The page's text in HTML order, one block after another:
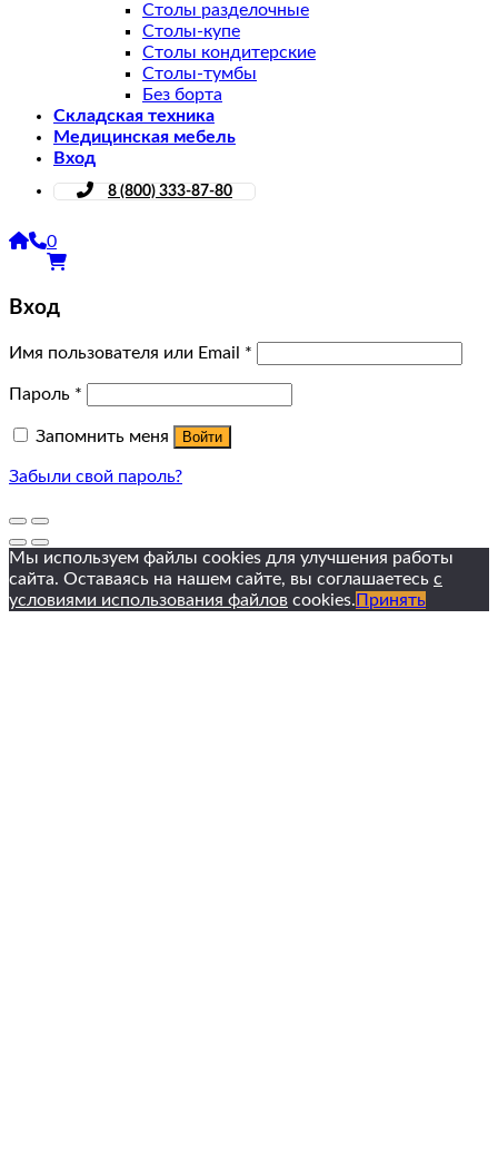
Столы разделочные
Столы-купе
Столы кондитерские
Столы-тумбы
Без борта
Складская техника
Медицинская мебель
Вход
8 (800) 333-87-80
0
Вход
Имя пользователя или Email *
Пароль *
Запомнить меня Войти
Забыли свой пароль?
Мы используем файлы cookies для улучшения работы
сайта. Оставаясь на нашем сайте, вы соглашаетесь с
условиями использования файлов cookies. Принять